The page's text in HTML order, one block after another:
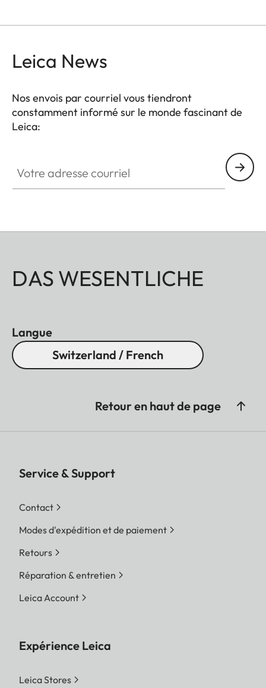
Leica News
Nos envois par courriel vous tiendront
constamment informé sur le monde fascinant de
Leica:
DAS WESENTLICHE
Langue
Switzerland / French
Retour en haut de page
Service & Support
Contact
Modes d'expédition et de paiement
Retours
Réparation & entretien
Leica Account
Expérience Leica
Leica Stores